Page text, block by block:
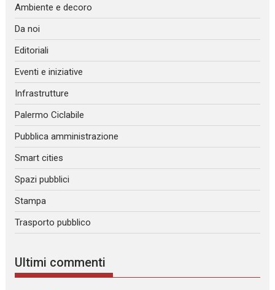
Ambiente e decoro
Da noi
Editoriali
Eventi e iniziative
Infrastrutture
Palermo Ciclabile
Pubblica amministrazione
Smart cities
Spazi pubblici
Stampa
Trasporto pubblico
Ultimi commenti